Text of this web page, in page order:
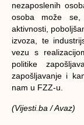
nezaposlenih
osoba može se,
aktivnosti,
izvoza, te
vezu s
politike
zapošljavanje i
nam u FZZ-u.
(Vijesti.ba / Avaz)